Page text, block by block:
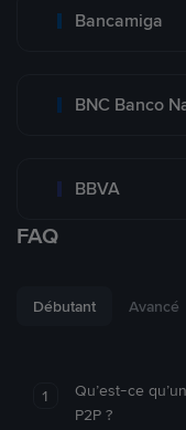
Bancamiga
BNC Banco
BBVA
FAQ
Débutant Avancé
1
Qu’est-ce
P2P ?